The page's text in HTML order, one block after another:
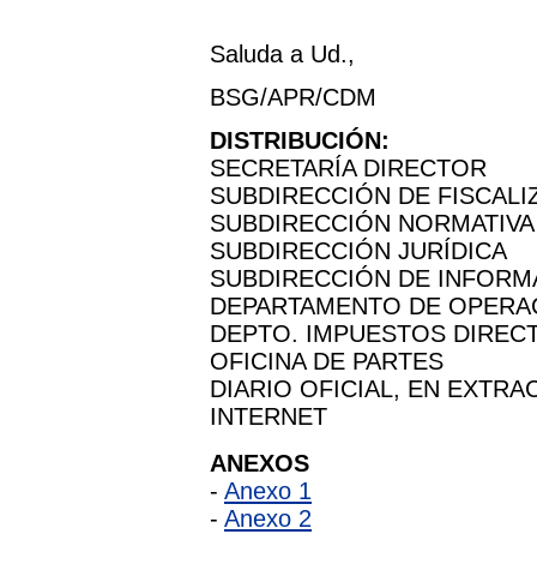
Saluda a Ud.,
BSG/APR/CDM
DISTRIBUCIÓN:
SECRETARÍA DIRECTOR
SUBDIRECCIÓN DE
SUBDIRECCIÓN NORMATIVA
SUBDIRECCIÓN JURÍDICA
SUBDIRECCIÓN DE
DEPARTAMENTO DE
DEPTO. IMPUESTOS
OFICINA DE PARTES
DIARIO OFICIAL, EN
INTERNET
ANEXOS
- Anexo 1
- Anexo 2